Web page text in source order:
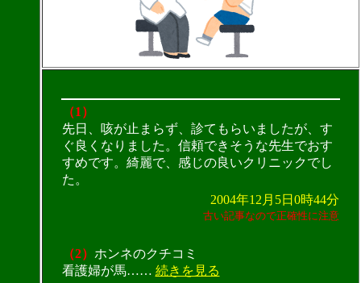
（1）
先日、咳が止まらず、診てもらいましたが、す
ぐ良くなりました。信頼できそうな先生でおす
すめです。綺麗で、感じの良いクリニックでし
た。
2004年12月5日0時44分
古い記事なので正確性に注意
（2） ホンネのクチコミ
看護婦が馬…… 続きを見る